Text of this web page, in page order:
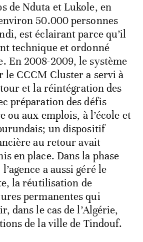
de Nduta et Lukole, en
50.000 personnes
est éclairant parce qu’il
technique et ordonné
En 2008-2009, le système
le CCCM Cluster a servi à
et la réintégration des
préparation des défis
ou aux emplois, à l’école et
un dispositif
au retour avait
en place. Dans la phase
a aussi géré le
la réutilisation de
permanentes qui
dans le cas de l’Algérie,
de la ville de Tindouf.